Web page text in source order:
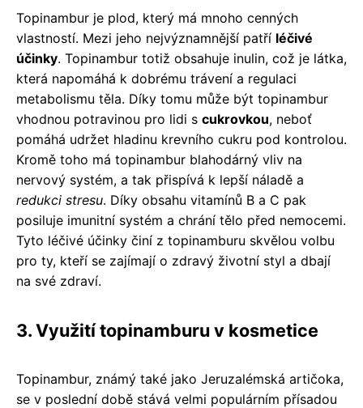
Topinambur je plod, který má mnoho cenných
vlastností. Mezi jeho nejvýznamnější patří léčivé
účinky. Topinambur totiž obsahuje inulin, což je látka,
která napomáhá k dobrému trávení a regulaci
metabolismu těla. Díky tomu může být topinambur
vhodnou potravinou pro lidi s cukrovkou, neboť
pomáhá udržet hladinu krevního cukru pod kontrolou.
Kromě toho má topinambur blahodárný vliv na
nervový systém, a tak přispívá k lepší náladě a
redukci stresu. Díky obsahu vitamínů B a C pak
posiluje imunitní systém a chrání tělo před nemocemi.
Tyto léčivé účinky činí z topinamburu skvělou volbu
pro ty, kteří se zajímají o zdravý životní styl a dbají
na své zdraví.
3. Využití topinamburu v kosmetice
Topinambur, známý také jako Jeruzalémská artičoka,
se v poslední době stává velmi populárním přísadou